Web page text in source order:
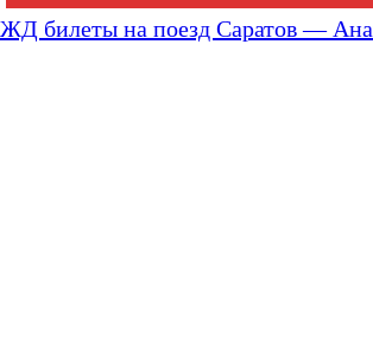
ЖД билеты на поезд Саратов —